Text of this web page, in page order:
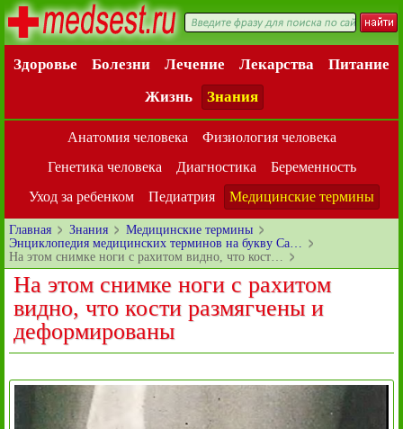
Здоровье Болезни Лечение Лекарства
Питание
Жизнь
Знания
Анатомия человека
Физиология человека
Генетика человека
Диагностика
Беременность
Уход за ребенком
Педиатрия Медицинские термины
Главная Знания
Медицинские термины
Энциклопедия медицинских терминов на букву Ca…
На этом снимке ноги с рахитом видно, что кост…
На этом снимке ноги с рахитом
видно, что кости размягчены и
деформированы